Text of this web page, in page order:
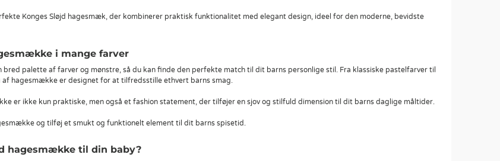
Konges Sløjd hagesmæk, der kombinerer praktisk funktionalitet med elegant design, ideel for den moderne, bevidste
i mange farver
bred palette af farver og mønstre, så du kan finde den perfekte match til dit barns personlige stil. Fra klassiske pastelfarver til
af hagesmække er designet for at tilfredsstille ethvert barns smag.
er ikke kun praktiske, men også et fashion statement, der tilføjer en sjov og stilfuld dimension til dit barns daglige måltider.
og tilføj et smukt og funktionelt element til dit barns spisetid.
hagesmække til din baby?